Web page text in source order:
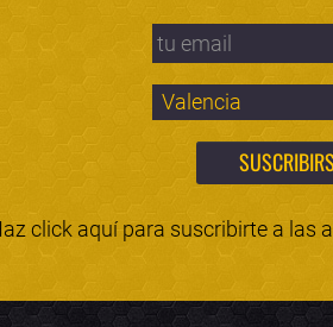
click aquí para suscribirte a las